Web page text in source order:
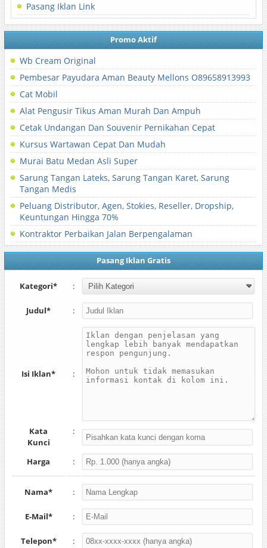
Pasang Iklan Link
Promo Aktif
Wb Cream Original
Pembesar Payudara Aman Beauty Mellons O89658913993
Cat Mobil
Alat Pengusir Tikus Aman Murah Dan Ampuh
Cetak Undangan Dan Souvenir Pernikahan Cepat
Kursus Wartawan Cepat Dan Mudah
Murai Batu Medan Asli Super
Sarung Tangan Lateks, Sarung Tangan Karet, Sarung
Tangan Medis
Peluang Distributor, Agen, Stokies, Reseller, Dropship,
Keuntungan Hingga 70%
Kontraktor Perbaikan Jalan Berpengalaman
Pasang Iklan Gratis
Kategori* :
Judul* :
Isi Iklan* :
Kata
Kunci
:
Harga :
Nama* :
E-Mail* :
Telepon* :